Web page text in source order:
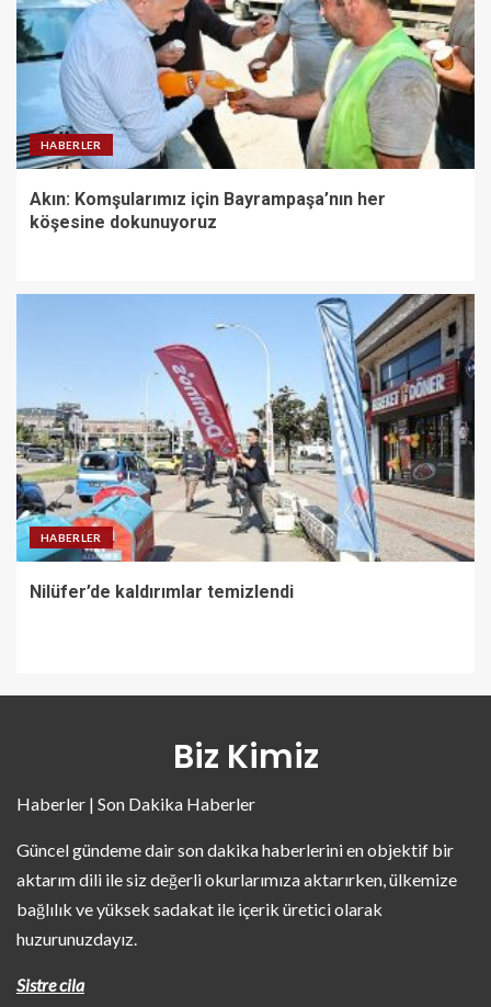
HABERLER
Akın: Komşularımız için Bayrampaşa’nın her
köşesine dokunuyoruz
HABERLER
Nilüfer’de kaldırımlar temizlendi
Biz Kimiz
Haberler | Son Dakika Haberler
Güncel gündeme dair son dakika haberlerini en objektif bir
aktarım dili ile siz değerli okurlarımıza aktarırken, ülkemize
bağlılık ve yüksek sadakat ile içerik üretici olarak
huzurunuzdayız.
Sistre cila